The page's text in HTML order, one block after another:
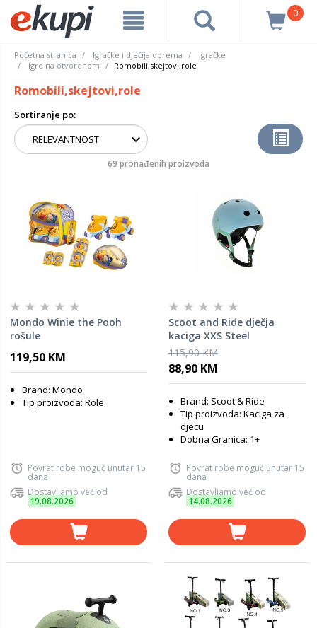
0
Početna stranica Igračke i dječija oprema
Igračke
Igre na otvorenom
Romobili,skejtovi,role
Romobili,skejtovi,role
Sortiranje po:
69 pronađenih proizvoda
Mondo Winie the Pooh
rošule
119,50 KM
Brand: Mondo
Tip proizvoda: Role
Povrat robe moguć unutar 15
dana
Dostavljamo već od
19.08.2026
Scoot and Ride dječja
kaciga XXS Steel
115,90 KM
88,90 KM
Brand: Scoot & Ride
Tip proizvoda: Kaciga za
djecu
Dobna Granica: 1+
Povrat robe moguć unutar 15
dana
Dostavljamo već od
14.08.2026